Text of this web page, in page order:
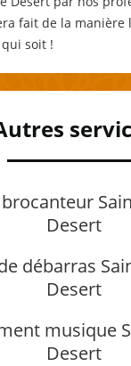
fait de la manière
soit !
Desert
débarras
Desert
musique
Desert